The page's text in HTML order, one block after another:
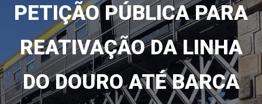
PETIÇÃO PÚBLICA PARA
REATIVAÇÃO DA LINHA
DO DOURO ATÉ BARCA